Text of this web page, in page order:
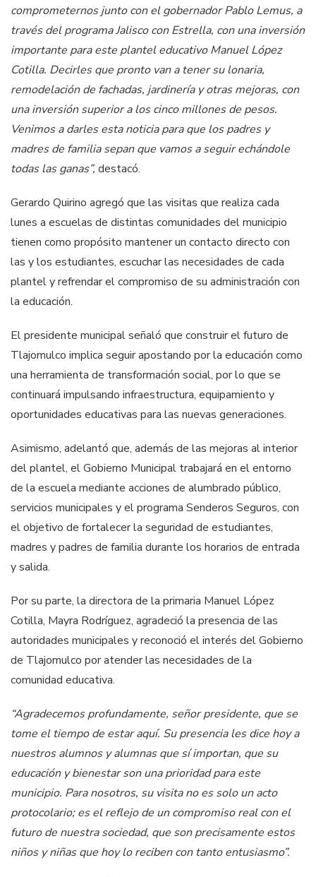
comprometernos junto con el gobernador Pablo Lemus, a
través del programa Jalisco con Estrella, con una inversión
importante para este plantel educativo Manuel López
Cotilla. Decirles que pronto van a tener su lonaria,
remodelación de fachadas, jardinería y otras mejoras, con
una inversión superior a los cinco millones de pesos.
Venimos a darles esta noticia para que los padres y
madres de familia sepan que vamos a seguir echándole
todas las ganas”, destacó.
Gerardo Quirino agregó que las visitas que realiza cada
lunes a escuelas de distintas comunidades del municipio
tienen como propósito mantener un contacto directo con
las y los estudiantes, escuchar las necesidades de cada
plantel y refrendar el compromiso de su administración con
la educación.
El presidente municipal señaló que construir el futuro de
Tlajomulco implica seguir apostando por la educación como
una herramienta de transformación social, por lo que se
continuará impulsando infraestructura, equipamiento y
oportunidades educativas para las nuevas generaciones.
Asimismo, adelantó que, además de las mejoras al interior
del plantel, el Gobierno Municipal trabajará en el entorno
de la escuela mediante acciones de alumbrado público,
servicios municipales y el programa Senderos Seguros, con
el objetivo de fortalecer la seguridad de estudiantes,
madres y padres de familia durante los horarios de entrada
y salida.
Por su parte, la directora de la primaria Manuel López
Cotilla, Mayra Rodríguez, agradeció la presencia de las
autoridades municipales y reconoció el interés del Gobierno
de Tlajomulco por atender las necesidades de la
comunidad educativa.
“Agradecemos profundamente, señor presidente, que se
tome el tiempo de estar aquí. Su presencia les dice hoy a
nuestros alumnos y alumnas que sí importan, que su
educación y bienestar son una prioridad para este
municipio. Para nosotros, su visita no es solo un acto
protocolario; es el reflejo de un compromiso real con el
futuro de nuestra sociedad, que son precisamente estos
niños y niñas que hoy lo reciben con tanto entusiasmo”.